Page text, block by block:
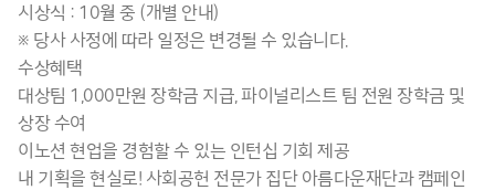
시상식 : 10월 중 (개별 안내)
※ 당사 사정에 따라 일정은 변경될 수 있습니다.
수상혜택
대상팀 1,000만원 장학금 지급, 파이널리스트 팀 전원 장학금 및
상장 수여
이노션 현업을 경험할 수 있는 인턴십 기회 제공
내 기획을 현실로! 사회공헌 전문가 집단 아름다운재단과 캠페인